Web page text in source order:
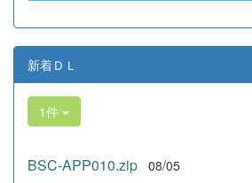
を生かして頼もしく場を仕切る3年
葉や国境を超えて笑顔で交流を深め
らは、「国籍や年齢を問わず笑顔で
についている」と、賞賛の声をいた
だけでなく、地域や世界という広い
揮する教養科生たち。多文化共生社
飛び出そう！ その温かい心と行動力
新着ＤＬ
1件
BSC-APP010.zip 08/05